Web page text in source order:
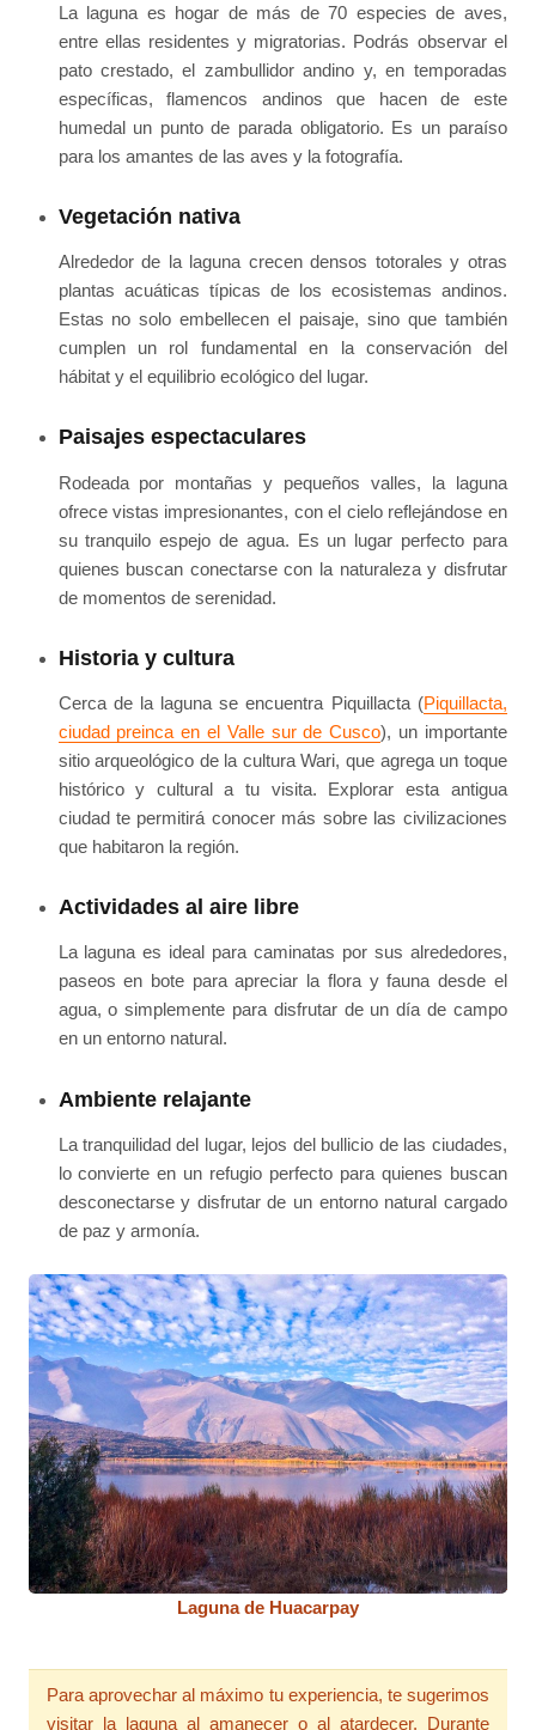
La laguna es hogar de más de 70 especies de aves,
entre ellas residentes y migratorias. Podrás observar el
pato crestado, el zambullidor andino y, en temporadas
específicas, flamencos andinos que hacen de este
humedal un punto de parada obligatorio. Es un paraíso
para los amantes de las aves y la fotografía.
Vegetación nativa
Alrededor de la laguna crecen densos totorales y otras
plantas acuáticas típicas de los ecosistemas andinos.
Estas no solo embellecen el paisaje, sino que también
cumplen un rol fundamental en la conservación del
hábitat y el equilibrio ecológico del lugar.
Paisajes espectaculares
Rodeada por montañas y pequeños valles, la laguna
ofrece vistas impresionantes, con el cielo reflejándose en
su tranquilo espejo de agua. Es un lugar perfecto para
quienes buscan conectarse con la naturaleza y disfrutar
de momentos de serenidad.
Historia y cultura
Cerca de la laguna se encuentra Piquillacta (Piquillacta,
ciudad preinca en el Valle sur de Cusco), un importante
sitio arqueológico de la cultura Wari, que agrega un toque
histórico y cultural a tu visita. Explorar esta antigua
ciudad te permitirá conocer más sobre las civilizaciones
que habitaron la región.
Actividades al aire libre
La laguna es ideal para caminatas por sus alrededores,
paseos en bote para apreciar la flora y fauna desde el
agua, o simplemente para disfrutar de un día de campo
en un entorno natural.
Ambiente relajante
La tranquilidad del lugar, lejos del bullicio de las ciudades,
lo convierte en un refugio perfecto para quienes buscan
desconectarse y disfrutar de un entorno natural cargado
de paz y armonía.
Laguna de Huacarpay
Para aprovechar al máximo tu experiencia, te sugerimos
visitar la laguna al amanecer o al atardecer. Durante